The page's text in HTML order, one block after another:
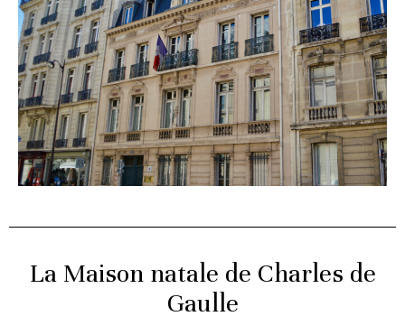
La Maison natale de Charles de
Gaulle